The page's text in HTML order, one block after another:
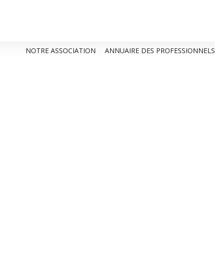
NOTRE ASSOCIATION ANNUAIRE DES PROFESSIONNELS